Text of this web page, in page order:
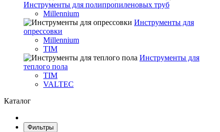
Инструменты для полипропиленовых труб
Millennium
Инструменты для
опрессовки
Millennium
TIM
Инструменты для
теплого пола
TIM
VALTEC
Каталог
Фильтры